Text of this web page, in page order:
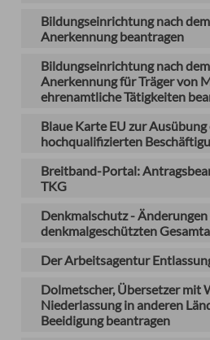
Bildungseinrichtung nach
Anerkennung beantragen
Bildungseinrichtung nach
Anerkennung für Träger von
ehrenamtliche Tätigkeiten
Blaue Karte EU zur
hochqualifizierten
Breitband-Portal:
TKG
Denkmalschutz - Änderungen
denkmalgeschützten
Der Arbeitsagentur
Dolmetscher, Übersetzer mit
Niederlassung in anderen
Beeidigung beantragen